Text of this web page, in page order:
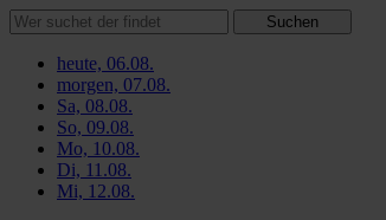
Suchen
heute, 06.08.
morgen, 07.08.
Sa, 08.08.
So, 09.08.
Mo, 10.08.
Di, 11.08.
Mi, 12.08.